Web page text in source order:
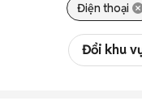
Điện thoại
Đổi khu